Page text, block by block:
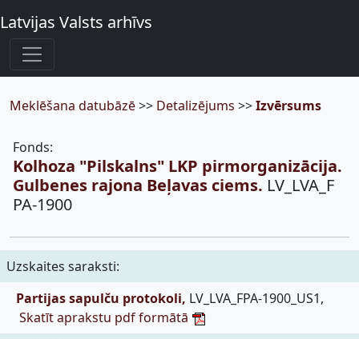
Latvijas Valsts arhīvs
Meklēšana datubāzē>> Detalizējums >>Izvērsums
Fonds:
Kolhoza "Pilskalns" LKP pirmorganizācija.
Gulbenes rajona Beļavas ciems. LV_LVA_F
PA-1900
Uzskaites saraksti:
Partijas sapulču protokoli, LV_LVA_FPA-1900_US1,
Skatīt aprakstu pdf formātā